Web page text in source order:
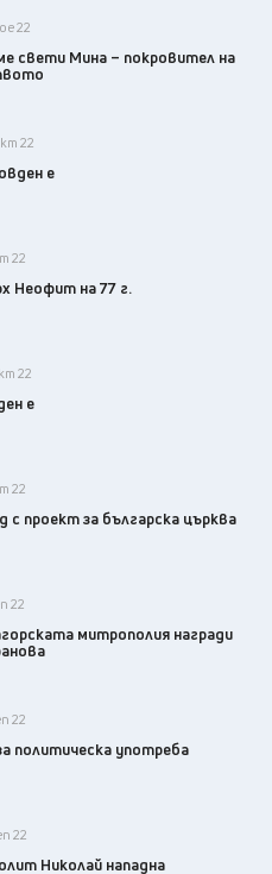
22
свети Мина – покровител на
22
е
22
Неофит на 77 г.
22
е
22
с проект за българска църква
22
митрополия награди
22
политическа употреба
22
Николай нападна